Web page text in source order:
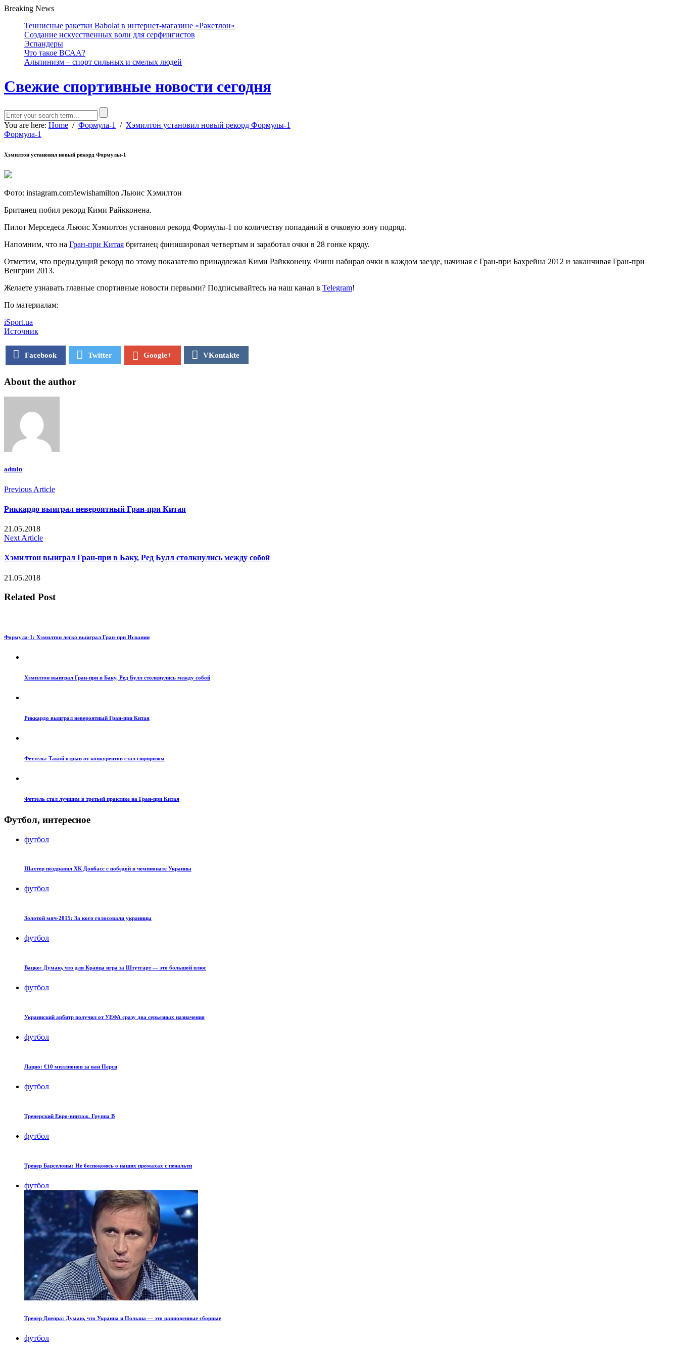
Breaking News
Теннисные ракетки Babolat в интернет-магазине «Ракетлон»
Создание искусственных волн для серфингистов
Эспандеры
Что такое ВСАА?
Альпинизм – спорт сильных и смелых людей
Свежие спортивные новости сегодня
You are here: Home / Формула-1 / Хэмилтон установил новый рекорд Формулы-1
Формула-1
Хэмилтон установил новый рекорд Формулы-1
Фото: instagram.com/lewishamilton Льюис Хэмилтон
Британец побил рекорд Кими Райкконена.
Пилот Мерседеса Льюис Хэмилтон установил рекорд Формулы-1 по количеству попаданий в очковую зону подряд.
Напомним, что на Гран-при Китая британец финишировал четвертым и заработал очки в 28 гонке кряду.
Отметим, что предыдущий рекорд по этому показателю принадлежал Кими Райкконену. Финн набирал очки в каждом заезде, начиная с Гран-при Бахрейна 2012 и заканчивая Гран-при
Венгрии 2013.
Желаете узнавать главные спортивные новости первыми? Подписывайтесь на наш канал в Telegram!
По материалам:
iSport.ua
Источник
Facebook Twitter Google+ VKontakte
About the author
admin
Previous Article
Риккардо выиграл невероятный Гран-при Китая
21.05.2018
Next Article
Хэмилтон выиграл Гран-при в Баку, Ред Булл столкнулись между собой
21.05.2018
Related Post
Формула-1: Хэмилтон легко выиграл Гран-при Испании
Хэмилтон выиграл Гран-при в Баку, Ред Булл столкнулись между собой
Риккардо выиграл невероятный Гран-при Китая
Феттель: Такой отрыв от конкурентов стал сюрпризом
Феттель стал лучшим в третьей практике на Гран-при Китая
Футбол, интересное
футбол
Шахтер поздравил ХК Донбасс с победой в чемпионате Украины
футбол
Золотой мяч-2015: За кого голосовали украинцы
футбол
Вацко: Думаю, что для Кравца игра за Штутгарт — это большой плюс
футбол
Украинский арбитр получил от УЕФА сразу два серьезных назначения
футбол
Лацио: €10 миллионов за ван Перси
футбол
Тренерский Евро-винтаж. Группа B
футбол
Тренер Барселоны: Не беспокоюсь о наших промахах с пенальти
футбол
Тренер Днепра: Думаю, что Украина и Польша — это равноценные сборные
футбол